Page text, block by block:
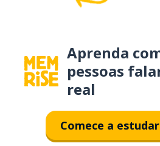
Aprenda
pessoas
real
Comece a